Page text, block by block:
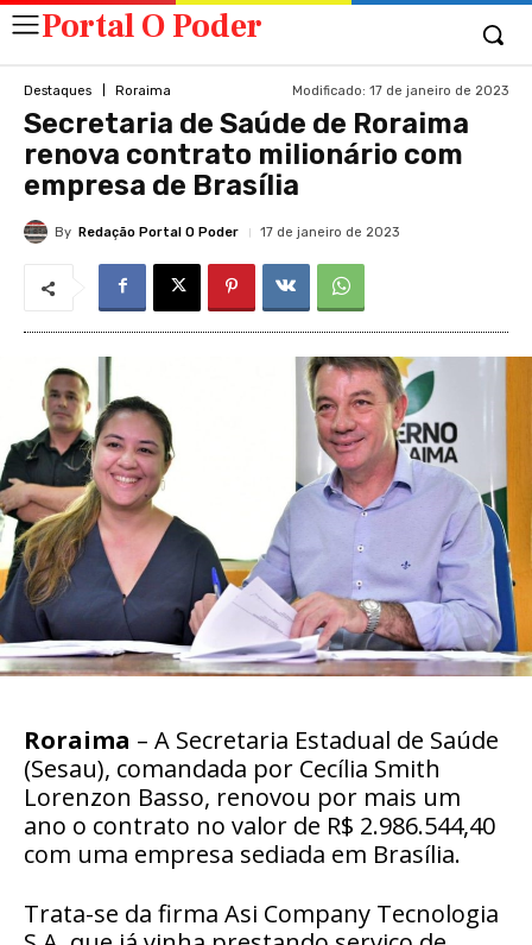
Portal O Poder
Destaques Roraima Modificado: 17 de janeiro de 2023
Secretaria de Saúde de Roraima
renova contrato milionário com
empresa de Brasília
By Redação Portal O Poder 17 de janeiro de 2023
Roraima – A Secretaria Estadual de Saúde
(Sesau), comandada por Cecília Smith
Lorenzon Basso, renovou por mais um
ano o contrato no valor de R$ 2.986.544,40
com uma empresa sediada em Brasília.
Trata-se da firma Asi Company Tecnologia